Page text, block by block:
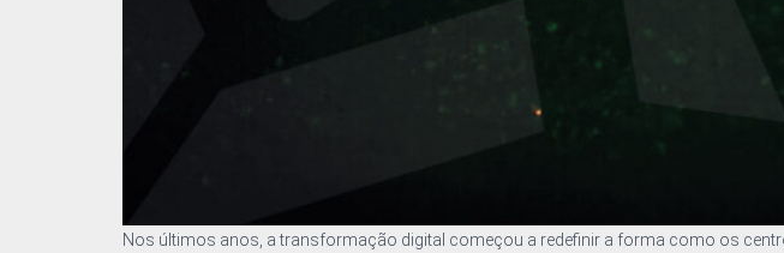
Nos últimos anos, a transformação digital começou a redefinir a forma como os